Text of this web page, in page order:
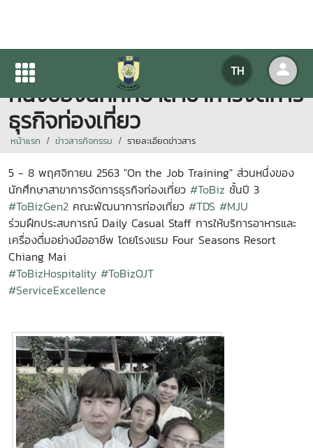
TH
"On the Job Training" ส่วน
หนึ่งของนักศึกษาสาขาการจัดการ
ธุรกิจท่องเที่ยว
หน้าแรก ข่าวสารกิจกรรม รายละเอียดข่าวสาร
5 - 8 พฤศจิกายน 2563 "On the Job Training" ส่วนหนึ่งของ
นักศึกษาสาขาการจัดการธุรกิจท่องเที่ยว #ToBiz ชั้นปี 3
#ToBizGen2 คณะพัฒนาการท่องเที่ยว #TDS #MJU
ร่วมฝึกประสบการณ์ Daily Casual Staff การให้บริการอาหารและ
เครื่องดื่มอย่างมืออาชีพ โดยโรงแรม Four Seasons Resort
Chiang Mai
#ToBizHospitality #ToBizOJT
#ServiceExcellence